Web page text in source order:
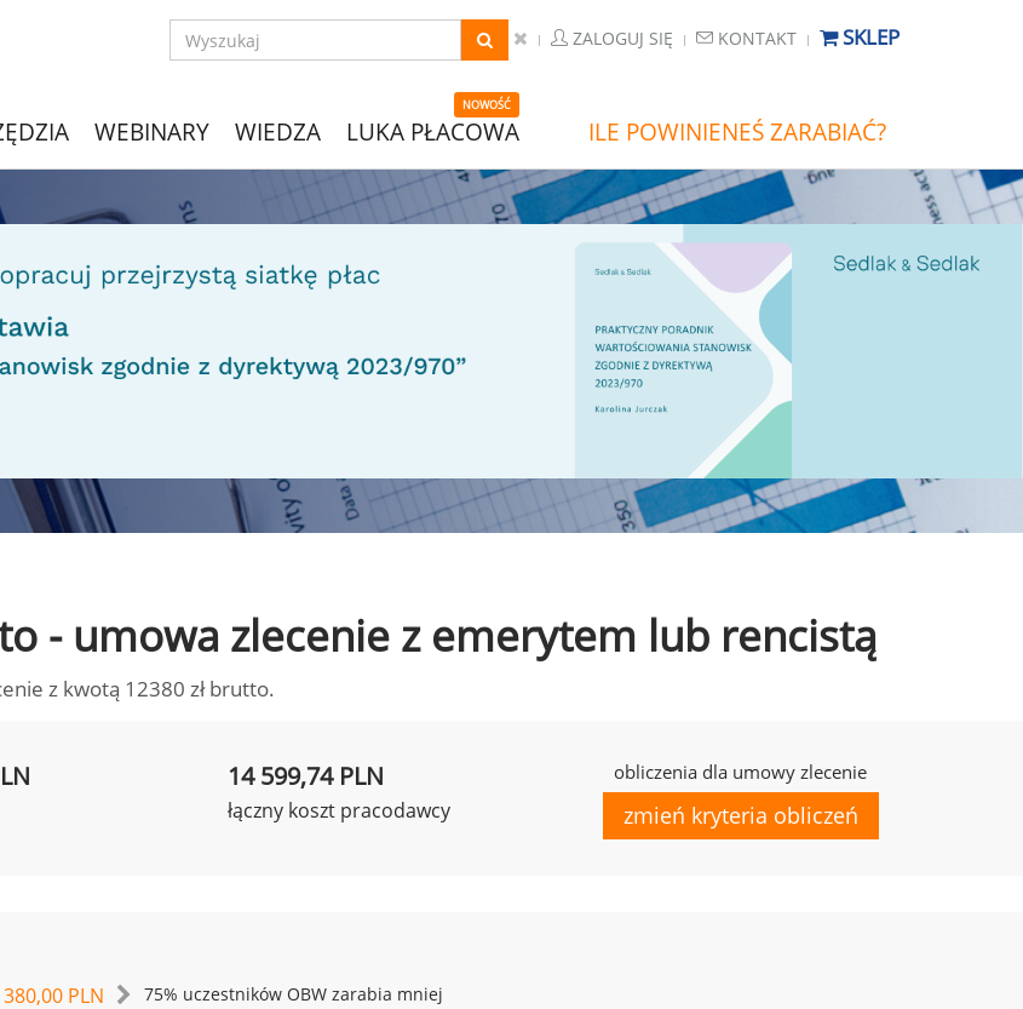
ZALOGUJ SIĘ KONTAKT SKLEP
WEBINARY WIEDZA
NOWOŚĆ
LUKA PŁACOWA ILE POWINIENEŚ ZARABIAĆ?
- umowa zlecenie z emerytem lub rencistą
z kwotą 12380 zł brutto.
14 599,74 PLN
łączny koszt pracodawcy
obliczenia dla umowy zlecenie
zmień kryteria obliczeń
PLN 75% uczestników OBW zarabia mniej